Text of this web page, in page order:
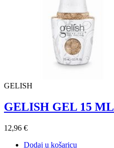
GELISH
GELISH GEL 15
12,96 €
Dodaj u košaricu